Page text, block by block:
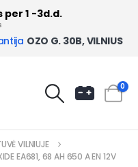
OZO G. 30B, VILNIUS
1 -3d.d.
0
VILNIUJE
EA681, 68 AH 650 A EN 12V